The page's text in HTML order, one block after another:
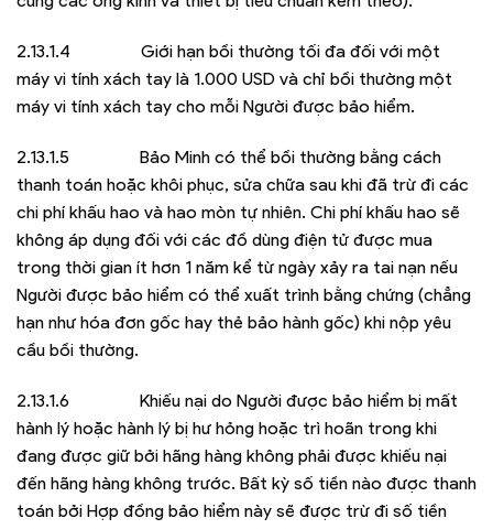
2.13.1.4 Giới hạn bồi thường tối đa đối với một
máy vi tính xách tay là 1.000 USD và chỉ bồi thường một
máy vi tính xách tay cho mỗi Người được bảo hiểm.
2.13.1.5 Bảo Minh có thể bồi thường bằng cách
thanh toán hoặc khôi phục, sửa chữa sau khi đã trừ đi các
chi phí khấu hao và hao mòn tự nhiên. Chi phí khấu hao sẽ
không áp dụng đối với các đồ dùng điện tử được mua
trong thời gian ít hơn 1 năm kể từ ngày xảy ra tai nạn nếu
Người được bảo hiểm có thể xuất trình bằng chứng (chẳng
hạn như hóa đơn gốc hay thẻ bảo hành gốc) khi nộp yêu
cầu bồi thường.
2.13.1.6 Khiếu nại do Người được bảo hiểm bị mất
hành lý hoặc hành lý bị hư hỏng hoặc trì hoãn trong khi
đang được giữ bởi hãng hàng không phải được khiếu nại
đến hãng hàng không trước. Bất kỳ số tiền nào được thanh
toán bởi Hợp đồng bảo hiểm này sẽ được trừ đi số tiền